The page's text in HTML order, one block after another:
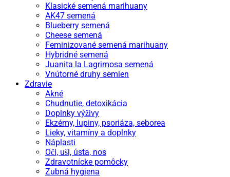
Klasické semená marihuany
AK47 semená
Blueberry semená
Cheese semená
Feminizované semená marihuany
Hybridné semená
Juanita la Lagrimosa semená
Vnútorné druhy semien
Zdravie
Akné
Chudnutie, detoxikácia
Doplnky výživy
Ekzémy, lupiny, psoriáza, seborea
Lieky, vitamíny a doplnky
Náplasti
Oči, uši, ústa, nos
Zdravotnícke pomôcky
Zubná hygiena